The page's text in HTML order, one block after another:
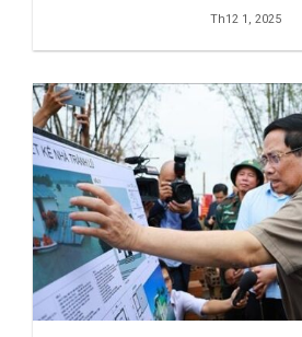
Th12 1, 2025